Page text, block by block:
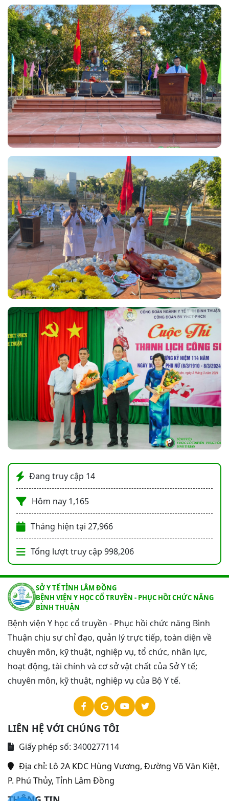
Đang truy cập 14
Hôm nay 1,165
Tháng hiện tại 27,966
Tổng lượt truy cập 998,206
SỞ Y TẾ TỈNH LÂM ĐỒNG
BỆNH VIỆN Y HỌC CỔ TRUYỀN - PHỤC HỒI CHỨC NĂNG
BÌNH THUẬN
Bệnh viện Y học cổ truyền - Phục hồi chức năng Bình
Thuận chịu sự chỉ đạo, quản lý trực tiếp, toàn diện về
chuyên môn, kỹ thuật, nghiệp vụ, tổ chức, nhân lực,
hoạt động, tài chính và cơ sở vật chất của Sở Y tế;
chuyên môn, kỹ thuật, nghiệp vụ của Bộ Y tế.
LIÊN HỆ VỚI CHÚNG TÔI
Giấy phép số: 3400277114
Địa chỉ: Lô 2A KDC Hùng Vương, Đường Võ Văn Kiệt,
P. Phú Thủy, Tỉnh Lâm Đồng